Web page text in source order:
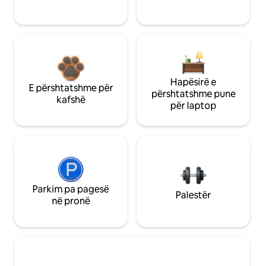
E përshtatshme për
kafshë
Hapësirë e
përshtatshme pune
për laptop
Parkim pa pagesë
në pronë
Palestër